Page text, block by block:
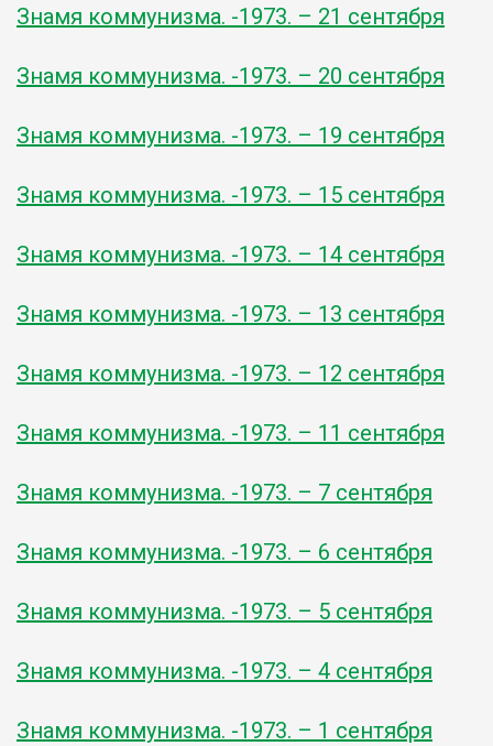
Знамя коммунизма. -1973. – 21 сентября
Знамя коммунизма. -1973. – 20 сентября
Знамя коммунизма. -1973. – 19 сентября
Знамя коммунизма. -1973. – 15 сентября
Знамя коммунизма. -1973. – 14 сентября
Знамя коммунизма. -1973. – 13 сентября
Знамя коммунизма. -1973. – 12 сентября
Знамя коммунизма. -1973. – 11 сентября
Знамя коммунизма. -1973. – 7 сентября
Знамя коммунизма. -1973. – 6 сентября
Знамя коммунизма. -1973. – 5 сентября
Знамя коммунизма. -1973. – 4 сентября
Знамя коммунизма. -1973. – 1 сентября